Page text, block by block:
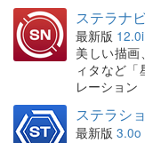
ステラナ
最新版 12.0i
美しい描
ィタなど
レーション
ステラシ
最新版 3.0o